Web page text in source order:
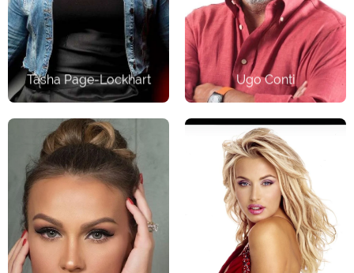
Tasha Page-Lockhart
Cantautrice
Ugo Conti
Attore